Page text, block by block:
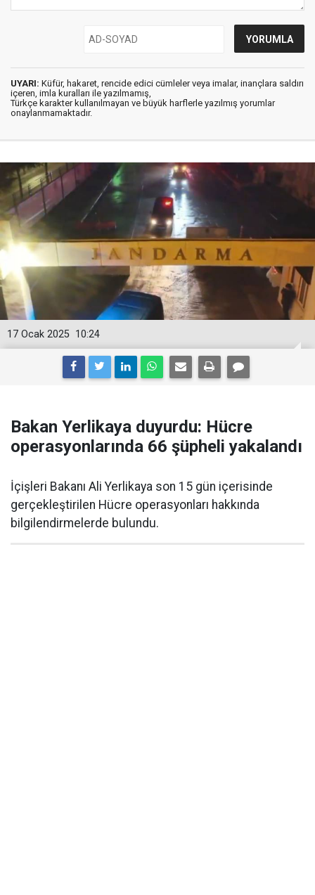
UYARI: Küfür, hakaret, rencide edici cümleler veya imalar, inançlara saldırı
içeren, imla kuralları ile yazılmamış,
Türkçe karakter kullanılmayan ve büyük harflerle yazılmış yorumlar
onaylanmamaktadır.
10:24
17 Ocak 2025
Bakan Yerlikaya duyurdu: Hücre
operasyonlarında 66 şüpheli yakalandı
İçişleri Bakanı Ali Yerlikaya son 15 gün içerisinde
gerçekleştirilen Hücre operasyonları hakkında
bilgilendirmelerde bulundu.